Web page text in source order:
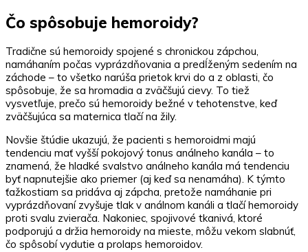
Čo spôsobuje hemoroidy?
Tradične sú hemoroidy spojené s chronickou zápchou,
namáhaním počas vyprázdňovania a predĺženým sedením na
záchode – to všetko narúša prietok krvi do a z oblasti, čo
spôsobuje, že sa hromadia a zväčšujú cievy. To tiež
vysvetľuje, prečo sú hemoroidy bežné v tehotenstve, keď
zväčšujúca sa maternica tlačí na žily.
Novšie štúdie ukazujú, že pacienti s hemoroidmi majú
tendenciu mať vyšší pokojový tonus análneho kanála – to
znamená, že hladké svalstvo análneho kanála má tendenciu
byť napnutejšie ako priemer (aj keď sa nenamáha). K týmto
ťažkostiam sa pridáva aj zápcha, pretože namáhanie pri
vyprázdňovaní zvyšuje tlak v análnom kanáli a tlačí hemoroidy
proti svalu zvierača. Nakoniec, spojivové tkanivá, ktoré
podporujú a držia hemoroidy na mieste, môžu vekom slabnúť,
čo spôsobí vydutie a prolaps hemoroidov.